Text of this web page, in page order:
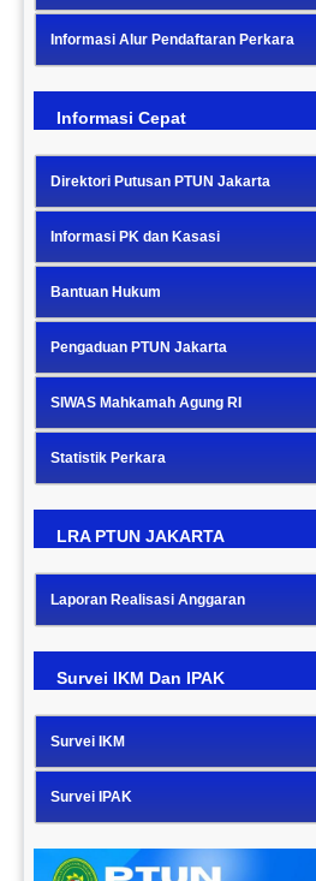
Informasi Alur Pendaftaran Perkara
Informasi Cepat
Direktori Putusan PTUN Jakarta
Informasi PK dan Kasasi
Bantuan Hukum
Pengaduan PTUN Jakarta
SIWAS Mahkamah Agung RI
Statistik Perkara
LRA PTUN JAKARTA
Laporan Realisasi Anggaran
Survei IKM Dan IPAK
Survei IKM
Survei IPAK